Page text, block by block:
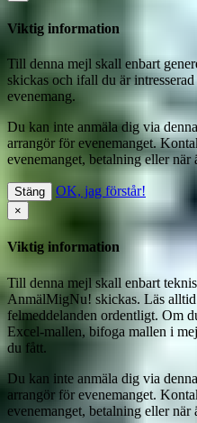
Viktig information
Till denna mejl skall enbart
skickas och ifall du är
evenemang.
Du kan inte anmäla dig via
arrangör för evenemanget.
evenemanget, betalning eller när
Stäng OK, jag förstår!
×
Viktig information
Till denna mejl skall enbart
AnmälMigNu! skickas. Läs
felmeddelanden ordentligt. Om
Excel-mallen, bifoga mallen i
du fått.
Du kan inte anmäla dig via
arrangör för evenemanget.
evenemanget, betalning eller när